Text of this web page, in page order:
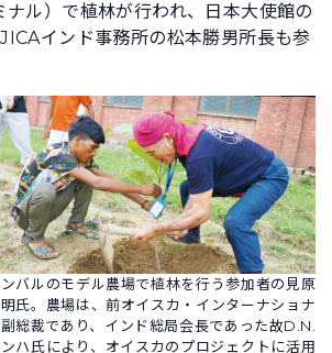
ル）で植林が行われ、日本大使館の
インド事務所の松本勝男所長も参
バルのモデル農場で植林を行う参加者の見原
氏。農場は、前オイスカ・インターナショナ
総裁であり、インド総局会長であった故D.N.
ハ氏により、オイスカのプロジェクトに活用